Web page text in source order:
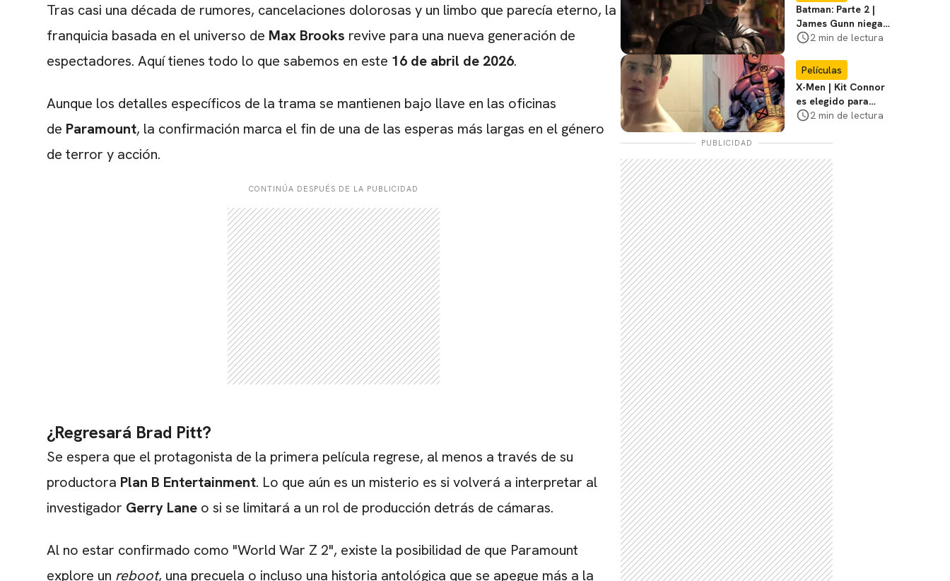
Tras casi una década de rumores, cancelaciones dolorosas y un limbo que parecía eterno, la
franquicia basada en el universo de Max Brooks revive para una nueva generación de
espectadores. Aquí tienes todo lo que sabemos en este 16 de abril de 2026.
Aunque los detalles específicos de la trama se mantienen bajo llave en las oficinas
de Paramount, la confirmación marca el fin de una de las esperas más largas en el género
de terror y acción.
CONTINÚA DESPUÉS DE LA PUBLICIDAD
¿Regresará Brad Pitt?
Se espera que el protagonista de la primera película regrese, al menos a través de su
productora Plan B Entertainment. Lo que aún es un misterio es si volverá a interpretar al
investigador Gerry Lane o si se limitará a un rol de producción detrás de cámaras.
Al no estar confirmado como "World War Z 2", existe la posibilidad de que Paramount
explore un reboot, una precuela o incluso una historia antológica que se apegue más a la
Batman: Parte 2 |
James Gunn niega
que se filme la parte
2 min de lectura
Películas
X-Men | Kit Connor
es elegido para
interpretar a
película
2 min de lectura
PUBLICIDAD
CARREGANDO PUBLICIDADE